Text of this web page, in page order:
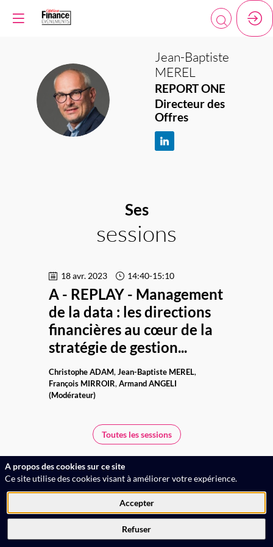
JM
Jean-Baptiste
MEREL
REPORT ONE
Directeur des
Offres
Ses
sessions
18 avr. 2023 14:40-15:10
A - REPLAY - Management
de la data : les directions
financières au cœur de la
stratégie de gestion...
ChristopheADAM Jean-Baptiste MEREL
François MIRROIR ArmandANGELI
(Modérateur)
Toutes les sessions
Service Evénements : 01 53 63 55 86
A propos des cookies sur ce site
Ce site utilise des cookies visant à améliorer votre expérience.
Accepter
Refuser